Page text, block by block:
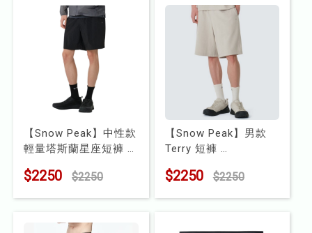
【Snow Peak】中性款
輕量塔斯蘭星座短褲
$2250 $2250
【Snow Peak】男款
Terry 短褲
$2250 $2250